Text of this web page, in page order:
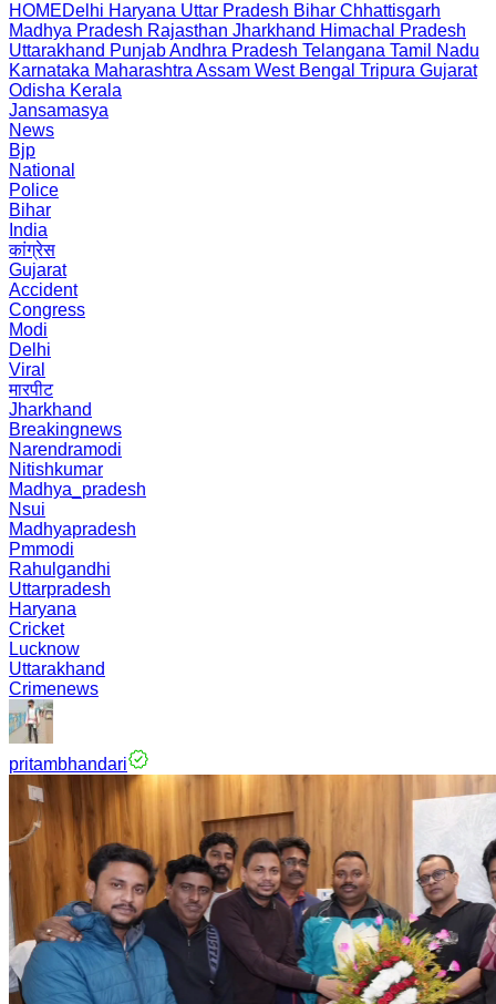
HOMEDelhi Haryana Uttar Pradesh Bihar Chhattisgarh
Madhya Pradesh Rajasthan Jharkhand Himachal Pradesh
Uttarakhand PunjabAndhra Pradesh Telangana Tamil Nadu
Karnataka Maharashtra Assam West Bengal Tripura Gujarat
Odisha Kerala
Jansamasya
News
Bjp
National
Police
Bihar
India
कांग्रेस
Gujarat
Accident
Congress
Modi
Delhi
Viral
मारपीट
Jharkhand
Breakingnews
Narendramodi
Nitishkumar
Madhya_pradesh
Nsui
Madhyapradesh
Pmmodi
Rahulgandhi
Uttarpradesh
Haryana
Cricket
Lucknow
Uttarakhand
Crimenews
pritambhandari